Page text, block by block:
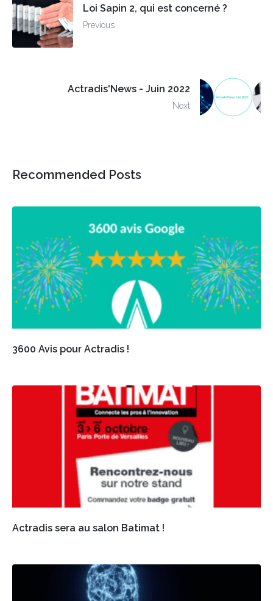
Loi Sapin 2, qui est concerné ?
Previous
Actradis'News - Juin 2022
Next
Recommended Posts
3600 Avis pour Actradis !
Actradis sera au salon Batimat !